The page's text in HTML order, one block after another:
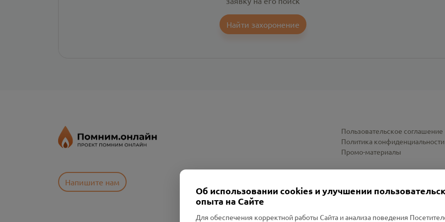
Найти захоронение
Напишите нам
Пользовательское соглашение
Политика конфиденциальности
Промо-материалы
Об использовании cookies и улучшении
опыта на Сайте
Для обеспечения корректной работы Сайта и анализа поведения